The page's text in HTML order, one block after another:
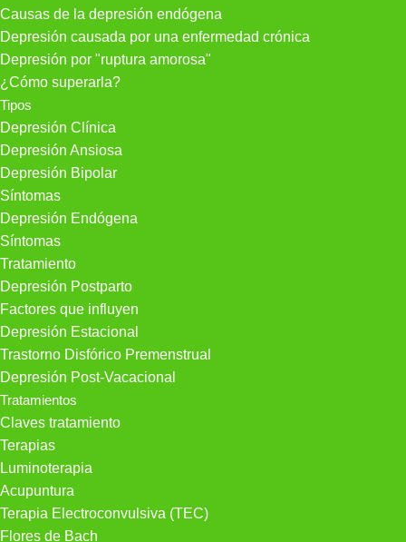
Causas de la depresión endógena
Depresión causada por una enfermedad crónica
Depresión por "ruptura amorosa"
¿Cómo superarla?
Tipos
Depresión Clínica
Depresión Ansiosa
Depresión Bipolar
Síntomas
Depresión Endógena
Síntomas
Tratamiento
Depresión Postparto
Factores que influyen
Depresión Estacional
Trastorno Disfórico Premenstrual
Depresión Post-Vacacional
Tratamientos
Claves tratamiento
Terapias
Luminoterapia
Acupuntura
Terapia Electroconvulsiva (TEC)
Flores de Bach